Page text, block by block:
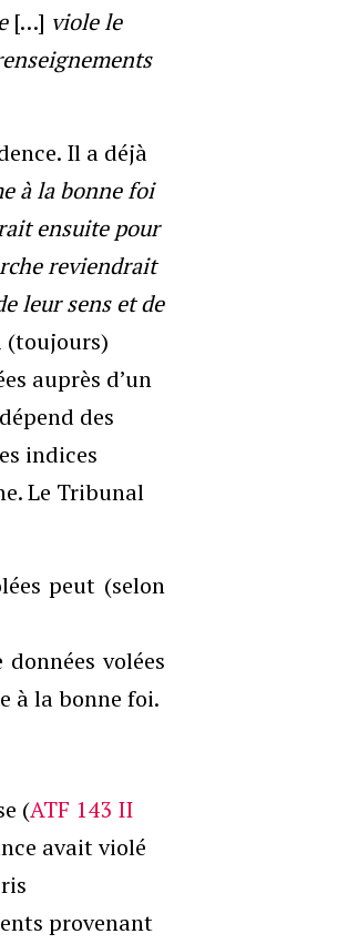
[…] viole le
Il a déjà
à la bonne foi
ensuite pour
reviendrait
leur sens et de
(toujours)
auprès d’un
des
indices
Le Tribunal
peut (selon
volées
à la bonne foi.
(ATF 143 II
avait violé
provenant